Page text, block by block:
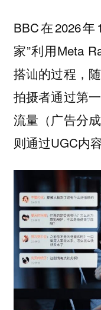
BBC在2026
家”利用Meta
搭讪的过程，
拍摄者通过第
流量（广告分
则通过UGC内